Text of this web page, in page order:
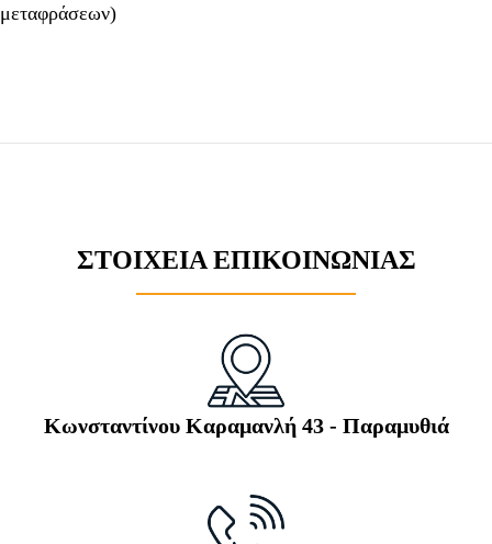
μεταφράσεων)
ΣΤΟΙΧΕΙΑ ΕΠΙΚΟΙΝΩΝΙΑΣ
Κωνσταντίνου Καραμανλή 43 - Παραμυθιά